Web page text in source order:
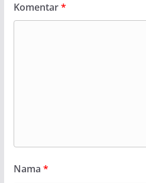
Komentar*
Nama *